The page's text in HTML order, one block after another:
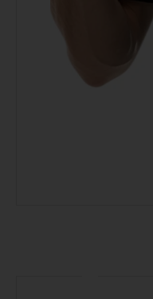
- Orlen